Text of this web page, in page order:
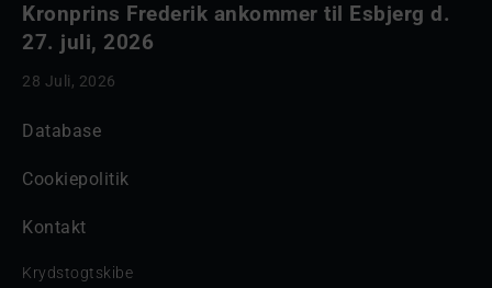
Kronprins Frederik ankommer til Esbjerg d.
27. juli, 2026
28 Juli, 2026
Database
Cookiepolitik
Kontakt
Krydstogtskibe